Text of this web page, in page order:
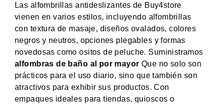
Las alfombrillas antideslizantes de Buy4store
vienen en varios estilos, incluyendo alfombrillas
con textura de masaje, diseños ovalados, colores
negros y neutros, opciones plegables y formas
novedosas como ositos de peluche. Suministramos
alfombras de baño al por mayor Que no solo son
prácticos para el uso diario, sino que también son
atractivos para exhibir sus productos. Con
empaques ideales para tiendas, quioscos o